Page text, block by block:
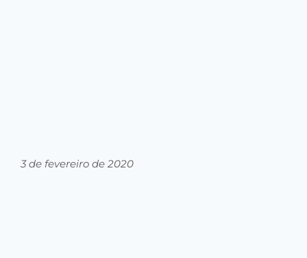
3 de fevereiro de 2020